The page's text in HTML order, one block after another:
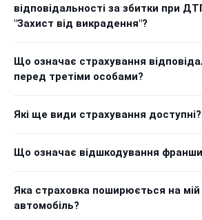
відповідальності за збитки при
"Захист від викрадення"?
Що означає страхування
перед третіми особами?
Які ще види страхування доступні?
Що означає відшкодування
Яка страховка поширюється на мій
автомобіль?